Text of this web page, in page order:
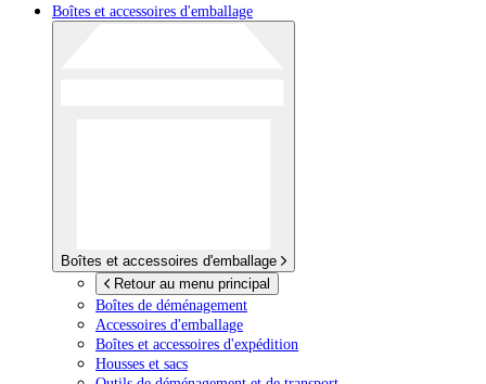
Boîtes et accessoires d'emballage
Boîtes et accessoires d'emballage
Retour au menu principal
Boîtes de déménagement
Accessoires d'emballage
Boîtes et accessoires d'expédition
Housses et sacs